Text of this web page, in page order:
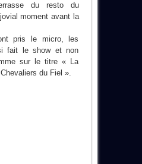
du resto du
moment avant la
pris le micro, les
fait le show et non
sur le titre « La
du Fiel ».